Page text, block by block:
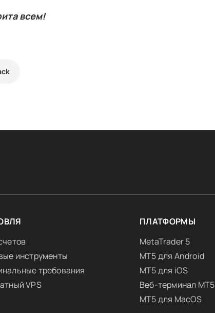
всем!
инструменты
требования
VPS
ПЛАТФОРМЫ
MetaTrader 5
MT5 для Android
MT5 для iOS
Веб-терминал MT5
MT5 для MacOS